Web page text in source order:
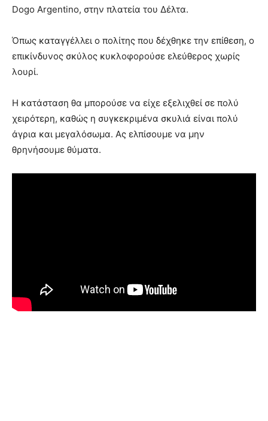
Dogo Argentino, στην πλατεία του Δέλτα.
Όπως καταγγέλλει ο πολίτης που δέχθηκε την επίθεση, ο
επικίνδυνος σκύλος κυκλοφορούσε ελεύθερος χωρίς
λουρί.
Η κατάσταση θα μπορούσε να είχε εξελιχθεί σε πολύ
χειρότερη, καθώς η συγκεκριμένα σκυλιά είναι πολύ
άγρια και μεγαλόσωμα. Ας ελπίσουμε να μην
θρηνήσουμε θύματα.